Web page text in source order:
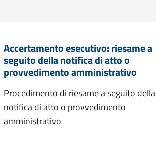
Accertamento esecutivo: riesame a
seguito della notifica di atto o
provvedimento amministrativo
Procedimento di riesame a seguito della
notifica di atto o provvedimento
amministrativo